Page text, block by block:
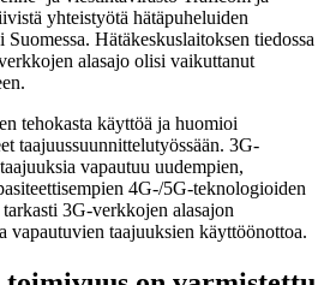
yhteistyötä hätäpuheluiden
Hätäkeskuslaitoksen tiedossa
alasajo olisi vaikuttanut
tehokasta käyttöä ja huomioi
taajuussuunnittelutyössään. 3G-
vapautuu uudempien,
4G-/5G-teknologioiden
3G-verkkojen alasajon
taajuuksien käyttöönottoa.